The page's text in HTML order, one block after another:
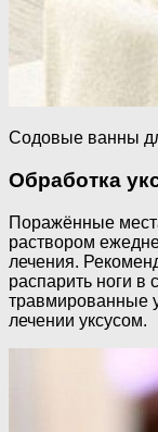
Содовые ванны
Обработка
Поражённые
раствором
лечения.
распарить ноги в
травмированные
лечении уксусом.